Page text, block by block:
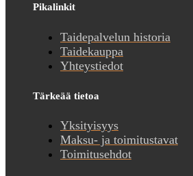
Pikalinkit
Taidepalvelun historia
Taidekauppa
Yhteystiedot
Tärkeää tietoa
Yksityisyys
Maksu- ja toimitustavat
Toimitusehdot